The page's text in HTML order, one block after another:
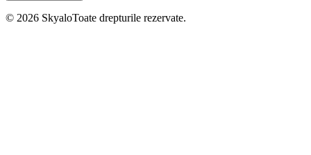
© 2026 SkyaloToate drepturile rezervate.